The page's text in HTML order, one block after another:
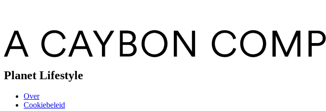
Planet Lifestyle
Over
Cookiebeleid